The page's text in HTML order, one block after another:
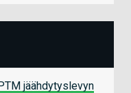
jäähdytyslevyn